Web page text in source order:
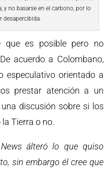
y no basarse en el carbono, por lo
desapercibida.
que es posible pero no
acuerdo a Colombano,
especulativo orientado a
prestar atención a un
discusión sobre si los
Tierra o no.
álteró lo que quiso
sin embargo él cree que